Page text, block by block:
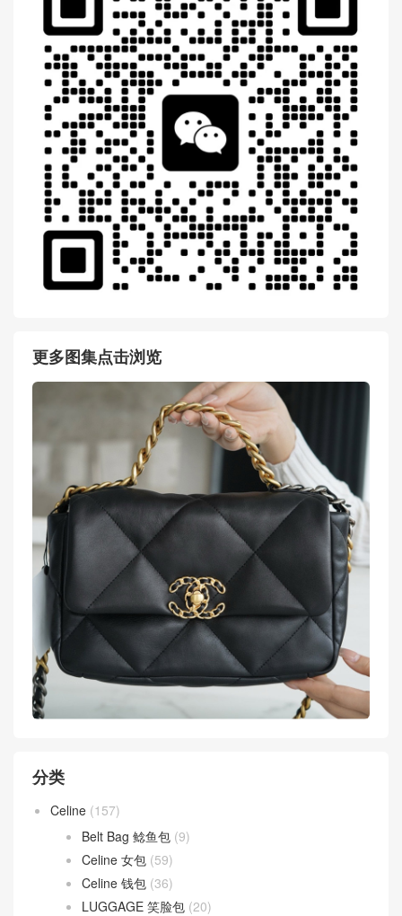
更多图集点击浏览
分类
Celine (157)
Belt Bag 鲶鱼包 (9)
Celine 女包 (59)
Celine 钱包 (36)
LUGGAGE 笑脸包 (20)